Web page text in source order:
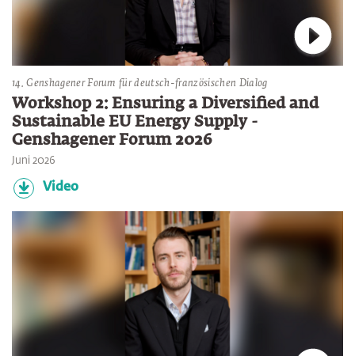
14. Genshagener Forum für deutsch-französischen Dialog
Workshop 2: Ensuring a Diversified and
Sustainable EU Energy Supply -
Genshagener Forum 2026
Juni 2026
Video